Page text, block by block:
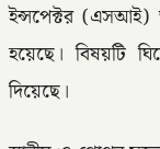
ইন্সপেক্টর (এসআই)
হয়েছে। বিষয়টি
দিয়েছে।